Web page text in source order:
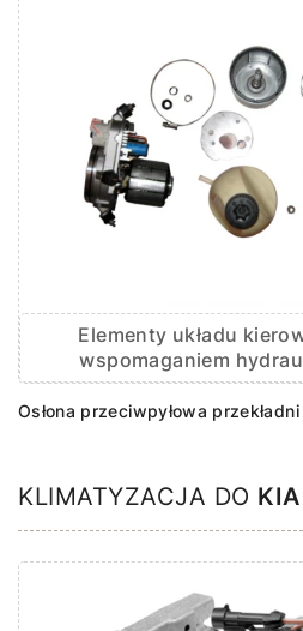
Elementy układu
wspomaganiem
Osłona przeciwpyłowa
KLIMATYZACJA DO